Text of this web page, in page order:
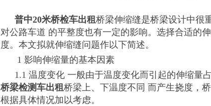
普中20米桥检车出租桥梁伸缩缝是桥梁设计中很
对公路车道 的平整度也有一定的影响。选择合适的
度。本文拟就伸缩缝问题作以下简述。
1 影响伸缩量的基本因素
1.1 温度变化 一般由于温度变化而引起的伸缩量
桥梁检测车出租桥梁上、下温度不同 而产生挠度，
根据具体情况加以考虑。